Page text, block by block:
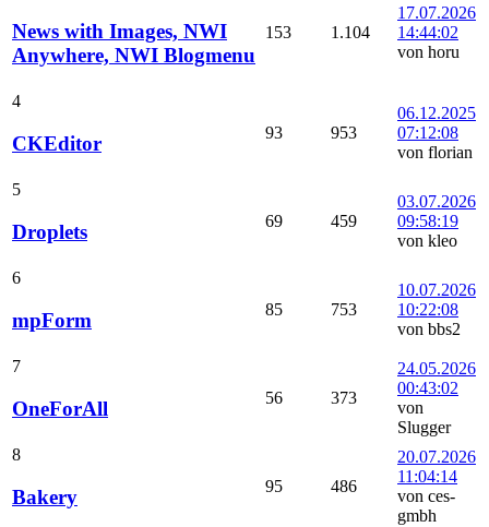
News with Images, NWI
Anywhere, NWI Blogmenu
153 1.104
17.07.2026
14:44:02
von horu
4
CKEditor 93 953
06.12.2025
07:12:08
von florian
5
Droplets 69 459
03.07.2026
09:58:19
von kleo
6
mpForm 85 753
10.07.2026
10:22:08
von bbs2
7
OneForAll 56 373
24.05.2026
00:43:02
von
Slugger
8
Bakery 95 486
20.07.2026
11:04:14
von ces-
gmbh